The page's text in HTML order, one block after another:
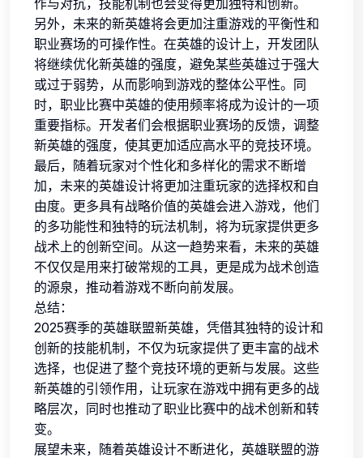
另外，未来的新英雄将会更加注重游戏的平衡性和
职业赛场的可操作性。在英雄的设计上，开发团队
将继续优化新英雄的强度，避免某些英雄过于强大
或过于弱势，从而影响到游戏的整体公平性。同
时，职业比赛中英雄的使用频率将成为设计的一项
重要指标。开发者们会根据职业赛场的反馈，调整
新英雄的强度，使其更加适应高水平的竞技环境。
最后，随着玩家对个性化和多样化的需求不断增
加，未来的英雄设计将更加注重玩家的选择权和自
由度。更多具有战略价值的英雄会进入游戏，他们
的多功能性和独特的玩法机制，将为玩家提供更多
战术上的创新空间。从这一趋势来看，未来的英雄
不仅仅是用来打破常规的工具，更是成为战术创造
的源泉，推动着游戏不断向前发展。
总结：
2025赛季的英雄联盟新英雄，凭借其独特的设计和
创新的技能机制，不仅为玩家提供了更丰富的战术
选择，也促进了整个竞技环境的更新与发展。这些
新英雄的引领作用，让玩家在游戏中拥有更多的战
略层次，同时也推动了职业比赛中的战术创新和转
变。
展望未来，随着英雄设计不断进化，英雄联盟的游